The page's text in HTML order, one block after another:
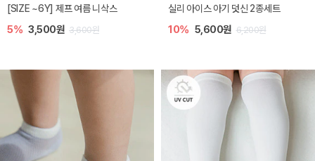
[SIZE ~6Y] 제프 여름 니삭스
5% 3,500원 3,600원
실리 아이스 아기 덧신 2종세트
10% 5,600원 6,200원